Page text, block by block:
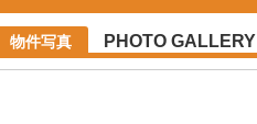
物件写真 PHOTO GALLERY